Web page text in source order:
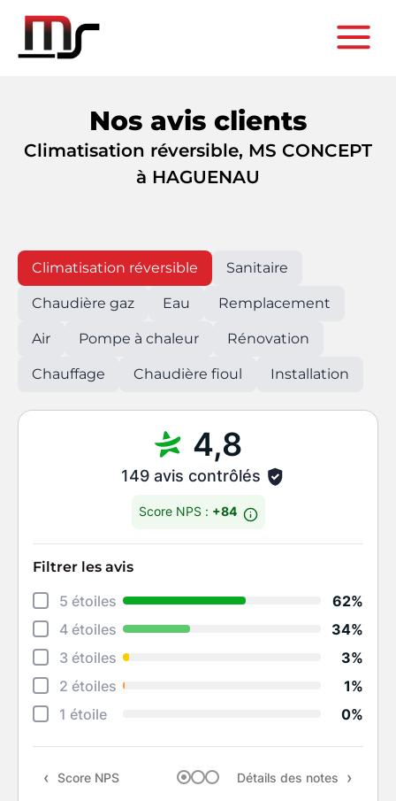
Climatisation réversible, MS CONCEPT
à HAGUENAU
Nos avis clients
Climatisation réversible Sanitaire
Chaudière gaz Eau Remplacement
Air Pompe à chaleur Rénovation
Chauffage Chaudière fioul Installation
4,8
149 avis contrôlés
Score NPS : +84
Filtrer les avis
5 étoiles
62%
4 étoiles
34%
3 étoiles
3%
2 étoiles
1%
1 étoile
0%
Score NPS Détails des notes